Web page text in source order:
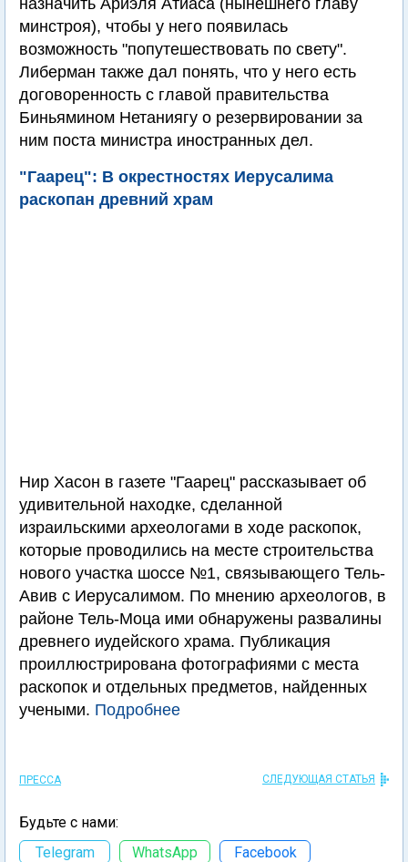
назначить Ариэля Атиаса (нынешнего главу
минстроя), чтобы у него появилась
возможность "попутешествовать по свету".
Либерман также дал понять, что у него есть
договоренность с главой правительства
Биньямином Нетаниягу о резервировании за
ним поста министра иностранных дел.
"Гаарец": В окрестностях Иерусалима
раскопан древний храм
Нир Хасон в газете "Гаарец" рассказывает об
удивительной находке, сделанной
израильскими археологами в ходе раскопок,
которые проводились на месте строительства
нового участка шоссе №1, связывающего Тель-
Авив с Иерусалимом. По мнению археологов, в
районе Тель-Моца ими обнаружены развалины
древнего иудейского храма. Публикация
проиллюстрирована фотографиями с места
раскопок и отдельных предметов, найденных
учеными. Подробнее
ПРЕССА СЛЕДУЮЩАЯ СТАТЬЯ
Будьте с нами:
Telegram
WhatsApp Facebook